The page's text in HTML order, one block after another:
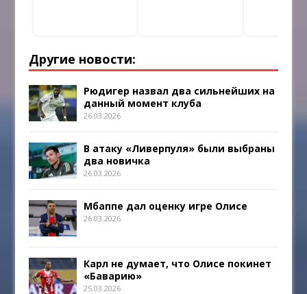
Другие новости:
Рюдигер назвал два сильнейших на
данный момент клуба
26.03.2026
В атаку «Ливерпуля» были выбраны
два новичка
26.03.2026
Мбаппе дал оценку игре Олисе
26.03.2026
Карл не думает, что Олисе покинет
«Баварию»
25.03.2026